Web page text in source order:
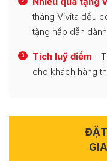
tháng Vivita đều
tặng hấp dẫn
3 Tích luỹ điểm -
cho khách hàng